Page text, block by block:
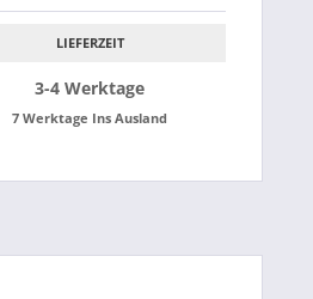
LIEFERZEIT
3-4 Werktage
7 Werktage Ins Ausland